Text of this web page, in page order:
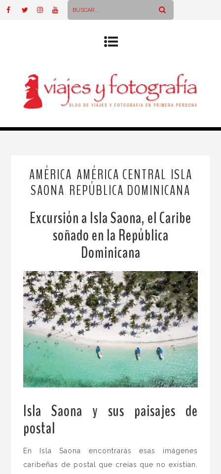
AMÉRICA AMÉRICA CENTRAL ISLA
SAONA REPÚBLICA DOMINICANA
Excursión a Isla Saona, el Caribe
soñado en la República
Dominicana
Isla Saona y sus paisajes de
postal
En Isla Saona encontrarás esas imágenes
caribeñas de postal que creías que no existían.